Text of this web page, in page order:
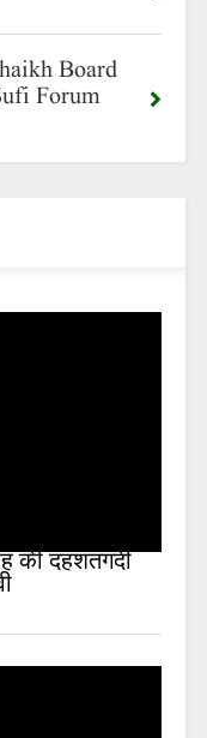
Board
Forum
की दहशतगर्दी